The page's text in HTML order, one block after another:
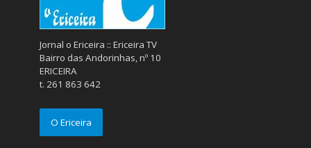
Jornal o Ericeira :: Ericeira TV
Bairro das Andorinhas, nº 10
ERICEIRA
t. 261 863 642
O Ericeira